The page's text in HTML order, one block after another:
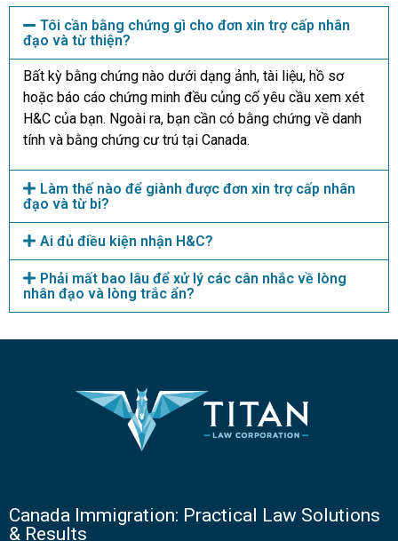
Tôi cần bằng chứng gì cho đơn xin trợ cấp nhân
đạo và từ thiện?
Bất kỳ bằng chứng nào dưới dạng ảnh, tài liệu, hồ sơ
hoặc báo cáo chứng minh đều củng cố yêu cầu xem xét
H&C của bạn. Ngoài ra, bạn cần có bằng chứng về danh
tính và bằng chứng cư trú tại Canada.
Làm thế nào để giành được đơn xin trợ cấp nhân
đạo và từ bi?
Ai đủ điều kiện nhận H&C?
Phải mất bao lâu để xử lý các cân nhắc về lòng
nhân đạo và lòng trắc ẩn?
Canada Immigration: Practical Law Solutions
& Results